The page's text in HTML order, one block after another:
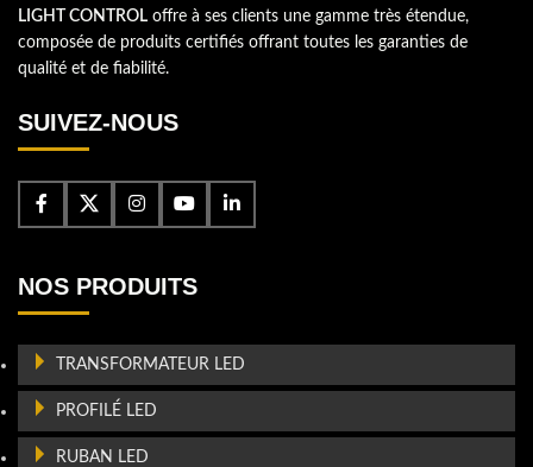
LIGHT CONTROL offre à ses clients une gamme très étendue,
composée de produits certifiés offrant toutes les garanties de
qualité et de fiabilité.
SUIVEZ-NOUS
NOS PRODUITS
TRANSFORMATEUR LED
PROFILÉ LED
RUBAN LED